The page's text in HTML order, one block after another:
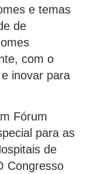
e temas
de
com o
inovar para
Fórum
para as
de
Congresso